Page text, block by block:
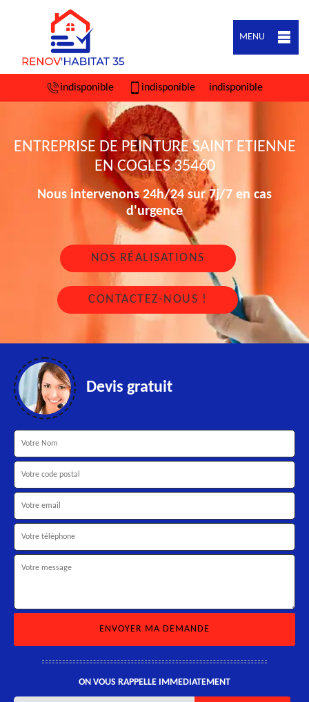
MENU
indisponible indisponible indisponible
ENTREPRISE DE PEINTURE SAINT ETIENNE
EN COGLES 35460
Nous intervenons 24h/24 sur 7j/7 en cas
d'urgence
NOS RÉALISATIONS
CONTACTEZ-NOUS !
Devis gratuit
ON VOUS RAPPELLE IMMEDIATEMENT